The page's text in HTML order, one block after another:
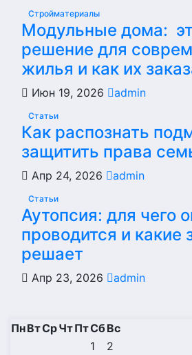
Стройматериалы
Модульные дома:
решение для
жилья и как их
Июн 19, 2026 admin
Статьи
Как распознать
защитить права
Апр 24, 2026 admin
Статьи
Аутопсия: для чего
проводится и какие
решает
Апр 23, 2026 admin
ПнВтСрЧтПтСбВс
1
2